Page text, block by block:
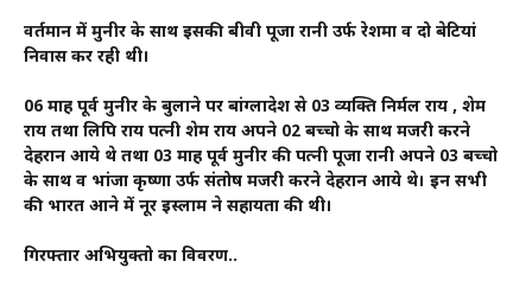
वर्तमान में मुनीर के साथ इसकी बीवी पूजा रानी उर्फ रेशमा व दो बेटियां
निवास कर रही थी।
06 माह पूर्व मुनीर के बुलाने पर बांग्लादेश से 03 व्यक्ति निर्मल राय , शेम
राय तथा लिपि राय पत्नी शेम राय अपने 02 बच्चो के साथ मजदूरी करने
देहरादून आये थे तथा 03 माह पूर्व मुनीर की पत्नी पूजा रानी अपने 03 बच्चो
के साथ व भांजा कृष्णा उर्फ संतोष मजदूरी करने देहरादून आये थे। इन सभी
की भारत आने में नूर इस्लाम ने सहायता की थी।
गिरफ्तार अभियुक्तो का विवरण..